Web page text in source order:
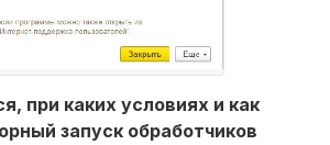
при каких условиях и как
запуск обработчиков